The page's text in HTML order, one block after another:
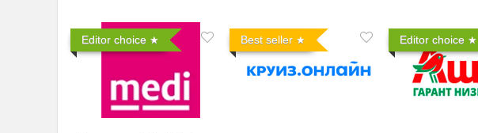
Editor choice Best seller Editor choice